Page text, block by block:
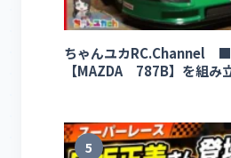
ちゃんユカRC.Channel ■
【MAZDA 787B】を組み
5